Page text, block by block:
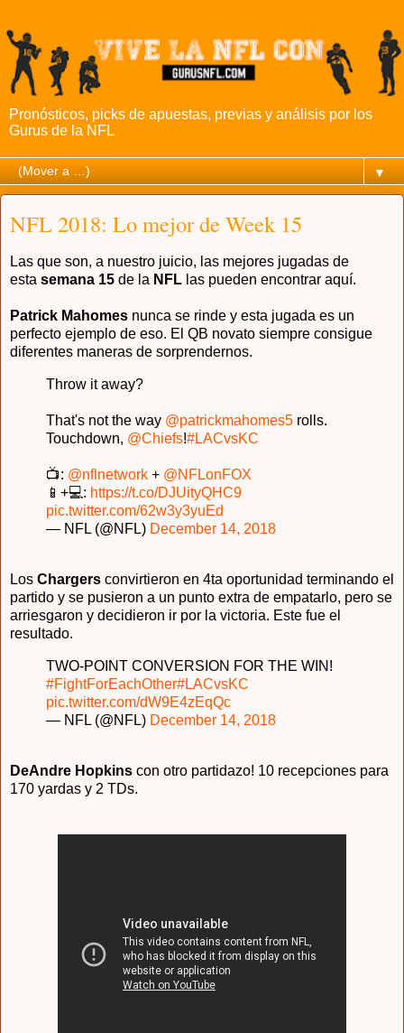
Pronósticos, picks de apuestas, previas y análisis por los
Gurus de la NFL
▼
NFL 2018: Lo mejor de Week 15
Las que son, a nuestro juicio, las mejores jugadas de
esta semana 15 de la NFL las pueden encontrar aquí.
Patrick Mahomes nunca se rinde y esta jugada es un
perfecto ejemplo de eso. El QB novato siempre consigue
diferentes maneras de sorprendernos.
Throw it away?
That's not the way @patrickmahomes5 rolls.
Touchdown, @Chiefs!#LACvsKC
📺: @nflnetwork + @NFLonFOX
📱+💻: https://t.co/DJUityQHC9
pic.twitter.com/62w3y3yuEd
— NFL (@NFL) December 14, 2018
Los Chargers convirtieron en 4ta oportunidad terminando el
partido y se pusieron a un punto extra de empatarlo, pero se
arriesgaron y decidieron ir por la victoria. Este fue el
resultado.
TWO-POINT CONVERSION FOR THE WIN!
#FightForEachOther#LACvsKC
pic.twitter.com/dW9E4zEqQc
— NFL (@NFL) December 14, 2018
DeAndre Hopkins con otro partidazo! 10 recepciones para
170 yardas y 2 TDs.